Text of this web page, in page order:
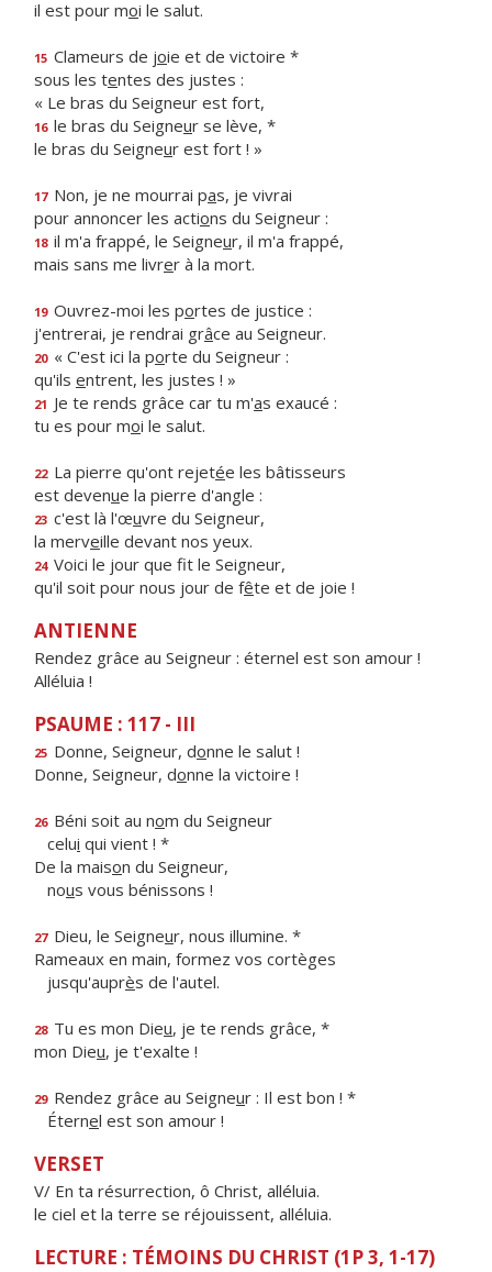
il est pour moi le salut.
15 Clameurs de joie et de victoire *
sous les tentes des justes :
« Le bras du Seigneur est fort,
16 le bras du Seigneur se lève, *
le bras du Seigneur est fort ! »
17 Non, je ne mourrai pas, je vivrai
pour annoncer les actions du Seigneur :
18 il m'a frappé, le Seigneur, il m'a frappé,
mais sans me livrer à la mort.
19 Ouvrez-moi les portes de justice :
j'entrerai, je rendrai grâce au Seigneur.
20 « C'est ici la porte du Seigneur :
qu'ils entrent, les justes ! »
21 Je te rends grâce car tu m'as exaucé :
tu es pour moi le salut.
22 La pierre qu'ont rejetée les bâtisseurs
est devenue la pierre d'angle :
23 c'est là l'œuvre du Seigneur,
la merveille devant nos yeux.
24 Voici le jour que ft le Seigneur,
qu'il soit pour nous jour de fête et de joie !
ANTIENNE
Rendez grâce au Seigneur : éternel est son amour !
Alléluia !
PSAUME : 117 - III
25 Donne, Seigneur, donne le salut !
Donne, Seigneur, donne la victoire !
26 Béni soit au nom du Seigneur
celui qui vient ! *
De la maison du Seigneur,
nous vous bénissons !
27 Dieu, le Seigneur, nous illumine. *
Rameaux en main, formez vos cortèges
jusqu'auprès de l'autel.
28 Tu es mon Dieu, je te rends grâce, *
mon Dieu, je t'exalte !
29 Rendez grâce au Seigneur : Il est bon ! *
Éternel est son amour !
VERSET
V/ En ta résurrection, ô Christ, alléluia.
le ciel et la terre se réjouissent, alléluia.
LECTURE : TÉMOINS DU CHRIST (1P 3, 1-17)